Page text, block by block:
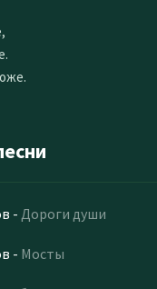
- Дороги души
- Мосты